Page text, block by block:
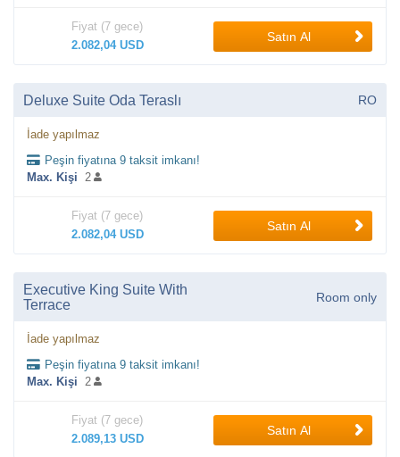
Fiyat (7 gece)
2.082,04 USD
Satın Al
Deluxe Suite Oda Teraslı RO
İade yapılmaz
Peşin fiyatına 9 taksit imkanı!
Max. Kişi 2
Fiyat (7 gece)
2.082,04 USD
Satın Al
Executive King Suite With
Terrace
Room only
İade yapılmaz
Peşin fiyatına 9 taksit imkanı!
Max. Kişi 2
Fiyat (7 gece)
2.089,13 USD
Satın Al